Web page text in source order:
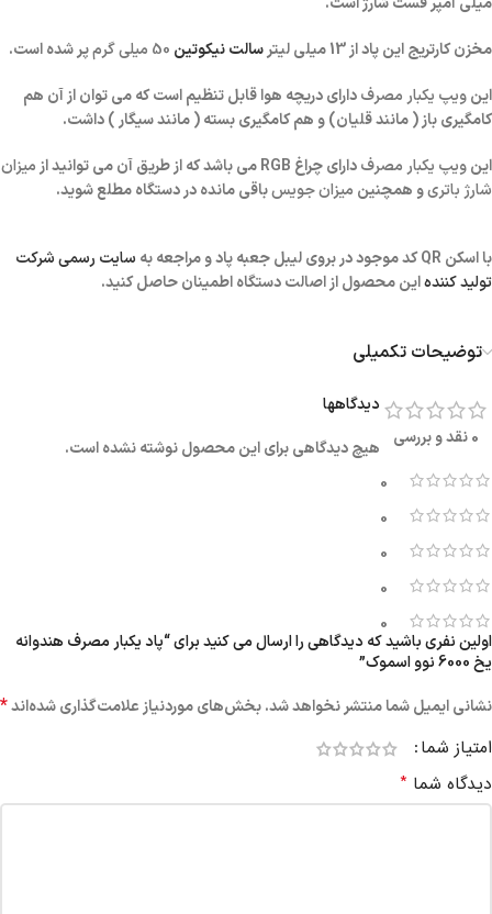
مخزن کارتریج این پاد از 13 میلی لیتر
سالت نیکوتین 50 میلی گرم
پر شده است.
اینویپ یکبار مصرفدارای دریچه هوا قابل تنظیم است که می توان از آن هم
کامگیری باز ( مانند قلیان) و هم کامگیری بسته ( مانند سیگار ) داشت.
اینویپ یکبار مصرفدارای چراغ RGB می باشد که از طریق آن می توانید از
میزان
شارژ باتریو همچنین میزان جویسباقی مانده در دستگاه مطلع شوید.
با اسکن QR کد موجود در بروی لیبل جعبه پاد و مراجعه به
سایت رسمی شرکت
تولید کنندهاین محصول از اصالت دستگاه اطمینان حاصل کنید.
توضیحات تکمیلی
0 نقد و بررسی
0
0
0
0
0
دیدگاهها
هیچ دیدگاهی برای این محصول نوشته نشده است.
اولین نفری باشید که دیدگاهی را ارسال می کنید برای “پاد یکبار مصرف هندوانه
یخ 6000 نوو اسموک”
نشانی ایمیل شما منتشر نخواهد شد.بخش‌های موردنیاز علامت‌گذاری شده‌اند*
امتیاز شما
دیدگاه شما *